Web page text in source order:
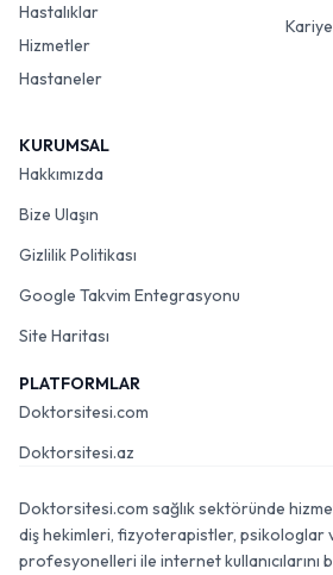
Hastalıklar
Hizmetler
Hastaneler
KURUMSAL
Hakkımızda
Bize Ulaşın
Gizlilik Politikası
Google Takvim Entegrasyonu
Site Haritası
PLATFORMLAR
Doktorsitesi.com
Doktorsitesi.az
Doktorsitesi.com sağlık sektöründe
diş hekimleri, fizyoterapistler, psikologlar
profesyonelleri ile internet kullanıcılarını